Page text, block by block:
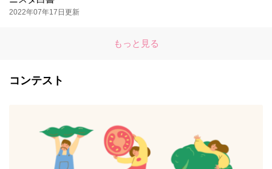
2022年07年17日更新
もっと見る
コンテスト